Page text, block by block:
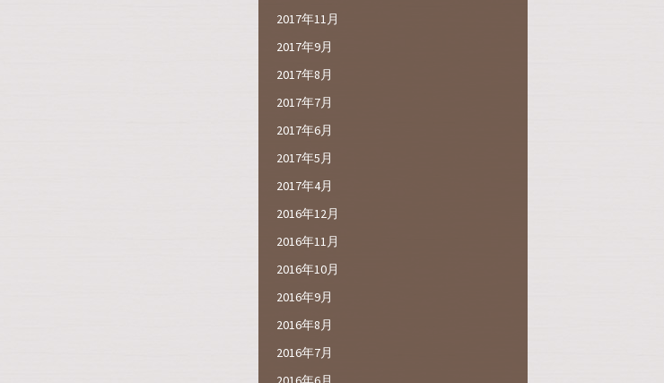
2017年11月
2017年9月
2017年8月
2017年7月
2017年6月
2017年5月
2017年4月
2016年12月
2016年11月
2016年10月
2016年9月
2016年8月
2016年7月